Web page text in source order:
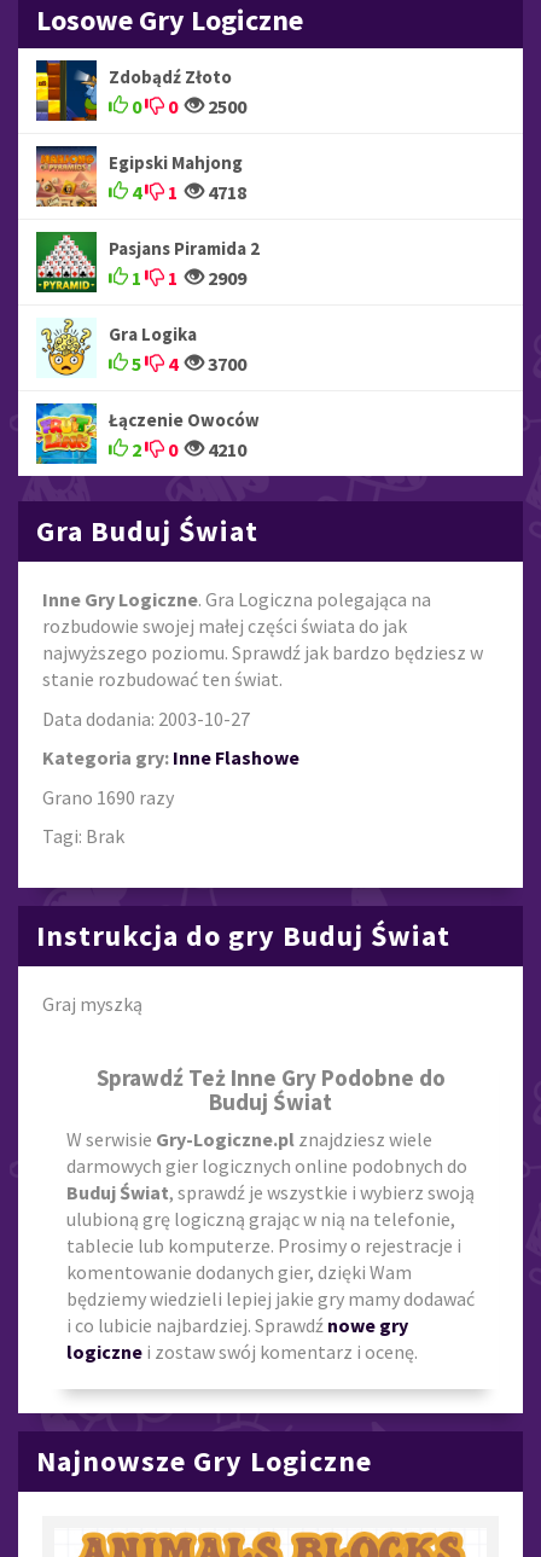
Losowe Gry Logiczne
Zdobądź Złoto
0 0 2500
Egipski Mahjong
4 1 4718
Pasjans Piramida 2
1 1 2909
Gra Logika
5 4 3700
Łączenie Owoców
2 0 4210
Gra Buduj Świat
Inne Gry Logiczne. Gra Logiczna polegająca na
rozbudowie swojej małej części świata do jak
najwyższego poziomu. Sprawdź jak bardzo będziesz w
stanie rozbudować ten świat.
Data dodania: 2003-10-27
Kategoria gry: Inne Flashowe
Grano 1690 razy
Tagi: Brak
Instrukcja do gry Buduj Świat
Graj myszką
Sprawdź Też Inne Gry Podobne do
Buduj Świat
W serwisie Gry-Logiczne.pl znajdziesz wiele
darmowych gier logicznych online podobnych do
Buduj Świat, sprawdź je wszystkie i wybierz swoją
ulubioną grę logiczną grając w nią na telefonie,
tablecie lub komputerze. Prosimy o rejestracje i
komentowanie dodanych gier, dzięki Wam
będziemy wiedzieli lepiej jakie gry mamy dodawać
i co lubicie najbardziej. Sprawdź nowe gry
logiczne i zostaw swój komentarz i ocenę.
Najnowsze Gry Logiczne